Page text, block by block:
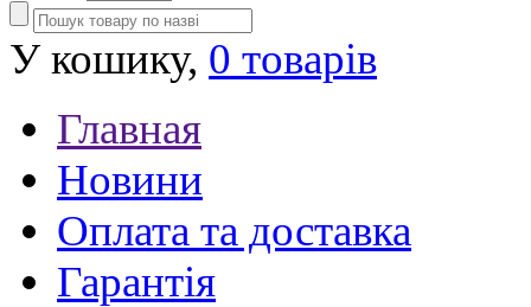
У кошику, 0 товарів
Главная
Новини
Оплата та доставка
Гарантія